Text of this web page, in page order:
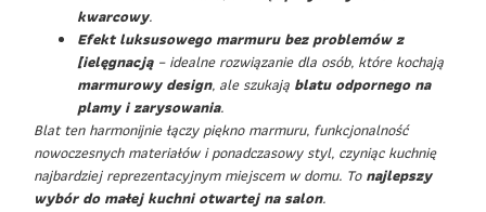
kwarcowy.
Efekt luksusowego marmuru bez problemów z
[ielęgnacją– idealne rozwiązanie dla osób, które kochają
marmurowy design, ale szukają blatu odpornego na
plamy i zarysowania.
Blat ten harmonijnie łączy piękno marmuru, funkcjonalność
nowoczesnych materiałów i ponadczasowy styl, czyniąc kuchnię
najbardziej reprezentacyjnym miejscem w domu. Tonajlepszy
wybór do małej kuchni otwartej na salon.